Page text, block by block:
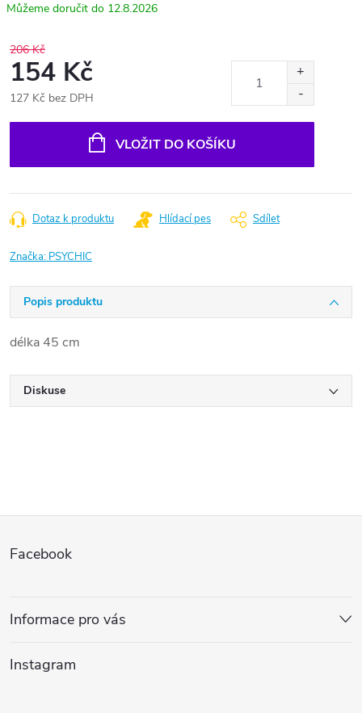
12.8.2026
206 Kč
154 Kč
127 Kč bez DPH
VLOŽIT DO KOŠÍKU
Dotaz k produktu Hlídací pes Sdílet
Značka: PSYCHIC
Popis produktu
délka 45 cm
Diskuse
p
a
Facebook
Informace pro vás
Instagram